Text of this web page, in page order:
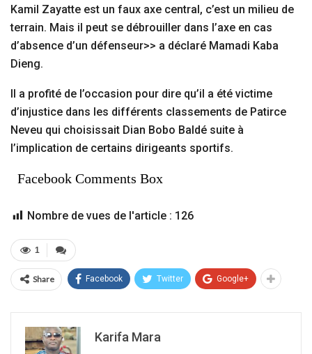
Kamil Zayatte est un faux axe central, c’est un milieu de
terrain. Mais il peut se débrouiller dans l’axe en cas
d’absence d’un défenseur>> a déclaré Mamadi Kaba
Dieng.
Il a profité de l’occasion pour dire qu’il a été victime
d’injustice dans les différents classements de Patirce
Neveu qui choisissait Dian Bobo Baldé suite à
l’implication de certains dirigeants sportifs.
Facebook Comments Box
Nombre de vues de l'article : 126
1
Share Facebook Twitter Google+
Karifa Mara